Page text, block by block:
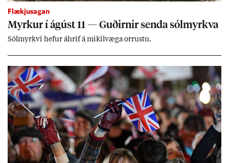
Flækjusagan
Myrk­ur í ág­úst 11 — Guð­irn­ir senda sól­myrkva
Sól­myrkvi hef­ur áhrif á mik­il­væga orr­ustu.